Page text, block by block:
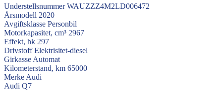
Understellsnummer WAUZZZ4M2LD006472
Årsmodell 2020
Avgiftsklasse Personbil
Motorkapasitet, cm³ 2967
Effekt, hk 297
Drivstoff Elektrisitet-diesel
Girkasse Automat
Kilometerstand, km 65000
Merke Audi
Audi Q7